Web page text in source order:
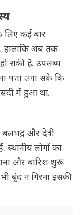
लिए कई बार
हालांकि अब तक
सकी है. उपलब्ध
पता लगा सके कि
सदी में हुआ था.
बलभद्र और देवी
स्थानीय लोगों का
और बारिश शुरू
बूंद न गिरना इसकी